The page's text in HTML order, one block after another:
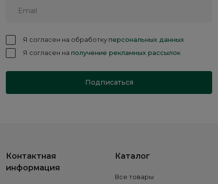
Я согласен на обработкуперсональных данных
Я согласен на получение рекламных рассылок
Подписаться
Контактная
информация
Каталог
Все товары